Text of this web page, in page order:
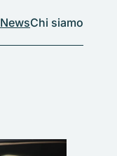
NewsChi siamo